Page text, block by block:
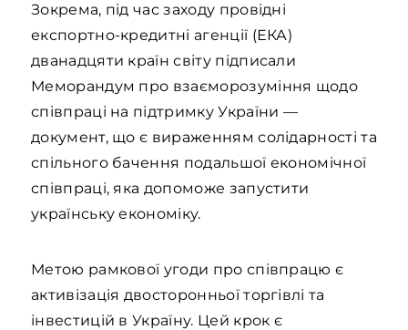
Зокрема, під час заходу провідні
експортно-кредитні агенції (ЕКА)
дванадцяти країн світу підписали
Меморандум про взаєморозуміння щодо
співпраці на підтримку України —
документ, що є вираженням солідарності та
спільного бачення подальшої економічної
співпраці, яка допоможе запустити
українську економіку.
Метою рамкової угоди про співпрацю є
активізація двосторонньої торгівлі та
інвестицій в Україну. Цей крок є